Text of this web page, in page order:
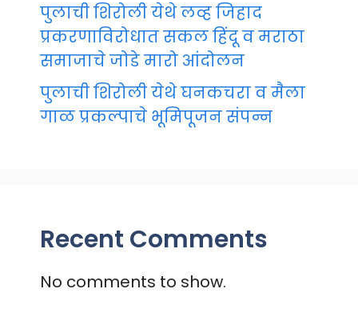
पुलाची शिरोली येथे लव्ह जिहाद
प्रकरणाविरोधात सकल हिंदू व मराठा
समाजाचे जोडे मारो आंदोलन
पुलाची शिरोली येथे घनकचरा व मैला
गाळ प्रकल्पाचे भूमिपूजन संपन्न
Recent Comments
No comments to show.